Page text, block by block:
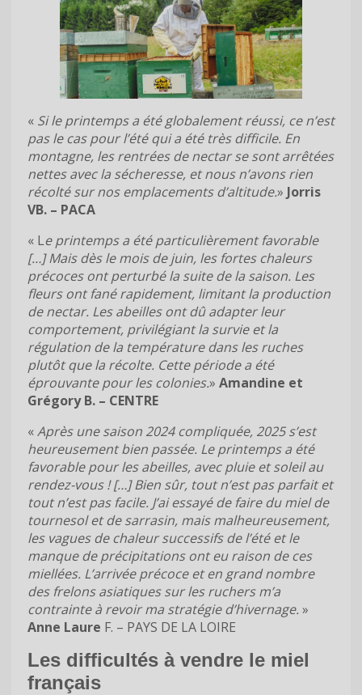
« Si le printemps a été globalement réussi, ce n’est
pas le cas pour l’été qui a été très difficile. En
montagne, les rentrées de nectar se sont arrêtées
nettes avec la sécheresse, et nous n’avons rien
récolté sur nos emplacements d’altitude.» Jorris
VB. – PACA
« Le printemps a été particulièrement favorable
[…] Mais dès le mois de juin, les fortes chaleurs
précoces ont perturbé la suite de la saison. Les
fleurs ont fané rapidement, limitant la production
de nectar. Les abeilles ont dû adapter leur
comportement, privilégiant la survie et la
régulation de la température dans les ruches
plutôt que la récolte. Cette période a été
éprouvante pour les colonies.» Amandine et
Grégory B. – CENTRE
«Après une saison 2024 compliquée, 2025 s’est
heureusement bien passée. Le printemps a été
favorable pour les abeilles, avec pluie et soleil au
rendez-vous ! […] Bien sûr, tout n’est pas parfait et
tout n’est pas facile. J’ai essayé de faire du miel de
tournesol et de sarrasin, mais malheureusement,
les vagues de chaleur successifs de l’été et le
manque de précipitations ont eu raison de ces
miellées. L’arrivée précoce et en grand nombre
des frelons asiatiques sur les ruchers m’a
contrainte à revoir ma stratégie d’hivernage. »
Anne Laure F. – PAYS DE LA LOIRE
Les difficultés à vendre le miel
français